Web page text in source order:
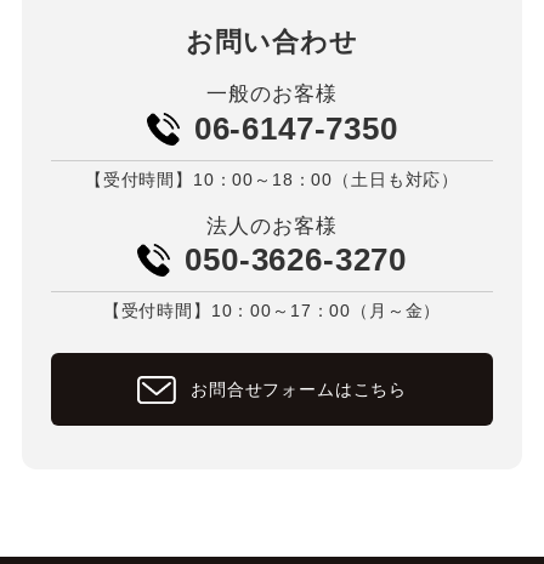
お問い合わせ
一般のお客様
06-6147-7350
【受付時間】10：00～18：00（土日も対応）
法人のお客様
050-3626-3270
【受付時間】10：00～17：00（月～金）
お問合せフォームはこちら